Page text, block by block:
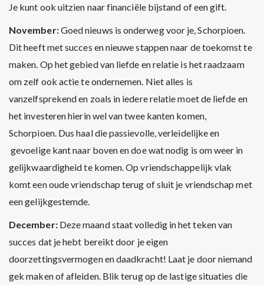
Je kunt ook uitzien naar financiële bijstand of een gift.
November:Goed nieuws is onderweg voor je, Schorpioen.
Dit heeft met succes en nieuwe stappen naar de toekomst te
maken. Op het gebied van liefde en relatie is het raadzaam
om zelf ook actie te ondernemen. Niet alles is
vanzelfsprekend en zoals in iedere relatie moet de liefde en
het investeren hierin wel van twee kanten komen,
Schorpioen. Dus haal die passievolle, verleidelijke en
gevoelige kant naar boven en doe wat nodig is om weer in
gelijkwaardigheid te komen. Op vriendschappelijk vlak
komt een oude vriendschap terug of sluit je vriendschap met
een gelijkgestemde.
December: Deze maand staat volledig in het teken van
succes dat je hebt bereikt door je eigen
doorzettingsvermogen en daadkracht! Laat je door niemand
gek maken of afleiden. Blik terug op de lastige situaties die